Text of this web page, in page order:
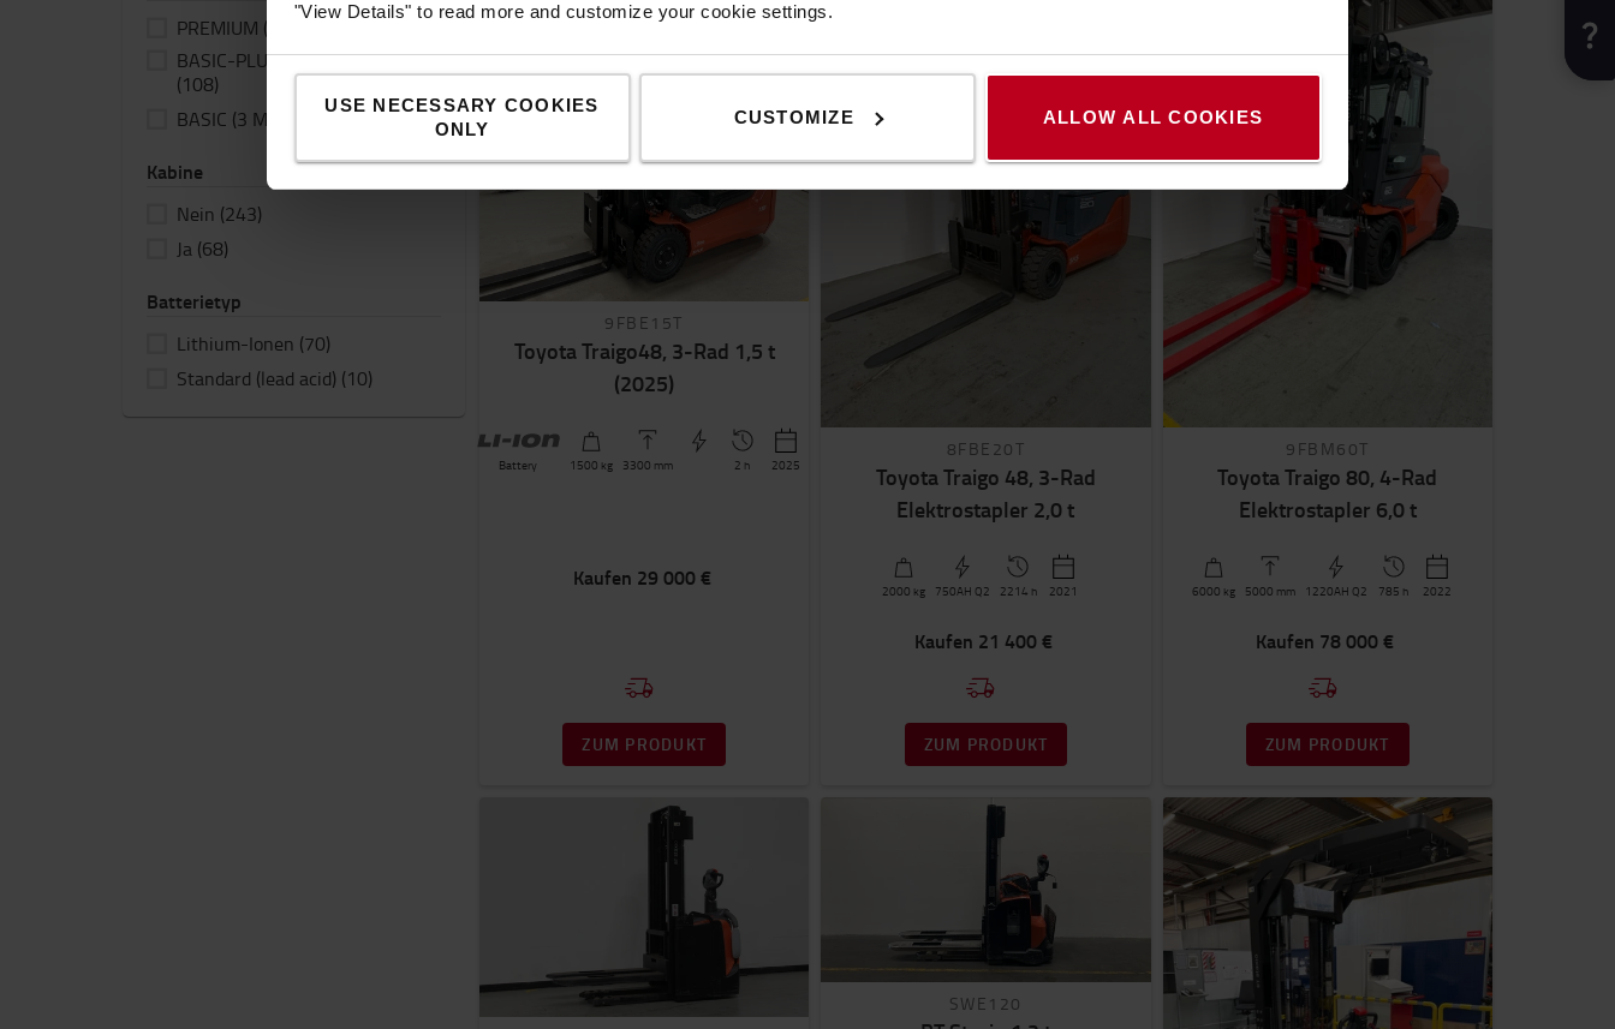
"View Details" to read more and customize your cookie settings.
USE NECESSARY COOKIES
ONLY
CUSTOMIZE ALLOW ALL COOKIES
PREMIUM (12 M Garantie)
BASIC-PLUS (3 M Garantie)
(108)
BASIC (3 M Garantie)(44)
Kabine
Nein (243)
Ja (68)
Batterietyp
Lithium-Ionen (70)
Standard (lead acid) (10)
9FBE15T
Toyota Traigo48, 3-Rad 1,5 t
(2025)
Battery 1500 kg 3300 mm 2 h 2025
Kaufen 29 000 €
ZUM PRODUKT
8FBE20T
Toyota Traigo 48, 3-Rad
Elektrostapler 2,0 t
2000 kg 750AH Q2 2214 h 2021
Kaufen 21 400 €
ZUM PRODUKT
9FBM60T
Toyota Traigo 80, 4-Rad
Elektrostapler 6,0 t
6000 kg 5000 mm 1220AH Q2 785 h 2022
Kaufen 78 000 €
ZUM PRODUKT
SWE120